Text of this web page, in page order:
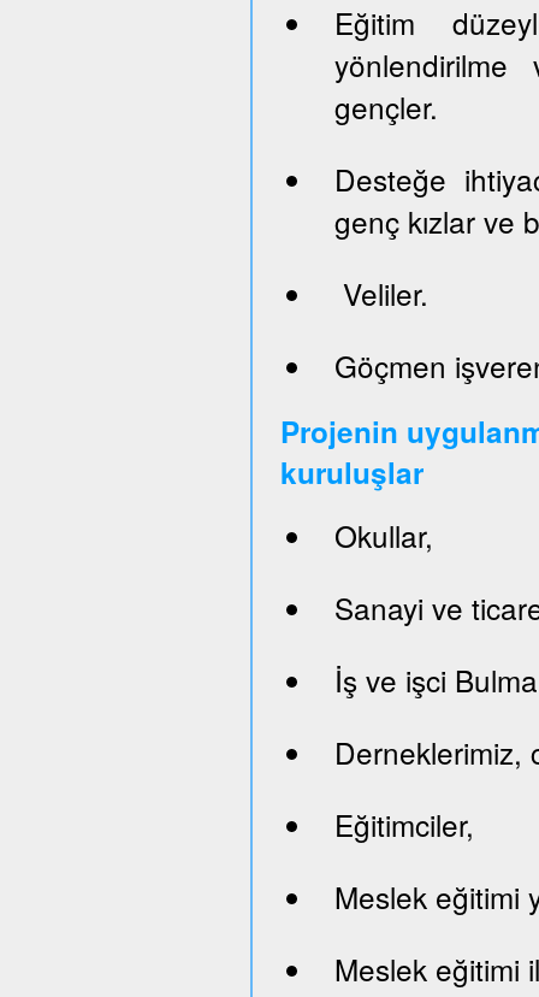
Eğitim
yönlendirilme
gençler.
Desteğe
genç kızlar ve
Veliler.
Göçmen
Projenin
kuruluşlar
Okullar,
Sanayi ve
İş ve işci
Derneklerimiz,
Eğitimciler,
Meslek eğitimi
Meslek eğitimi